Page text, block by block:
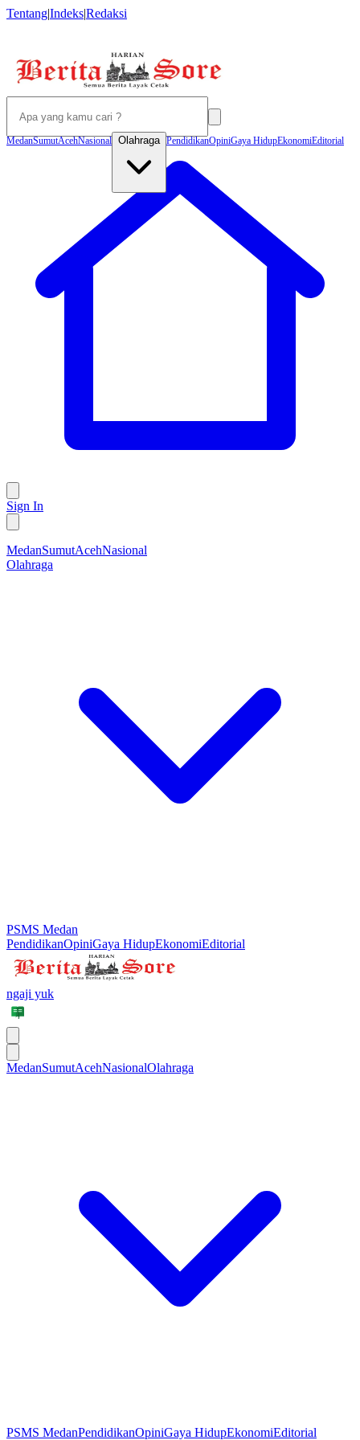
Tentang|Indeks|Redaksi
MedanSumutAcehNasional Olahraga PendidikanOpiniGaya HidupEkonomiEditorial
Sign In
MedanSumutAcehNasional
Olahraga
PSMS Medan
PendidikanOpiniGaya HidupEkonomiEditorial
ngaji yuk
MedanSumutAcehNasionalOlahraga
PSMS MedanPendidikanOpiniGaya HidupEkonomiEditorial